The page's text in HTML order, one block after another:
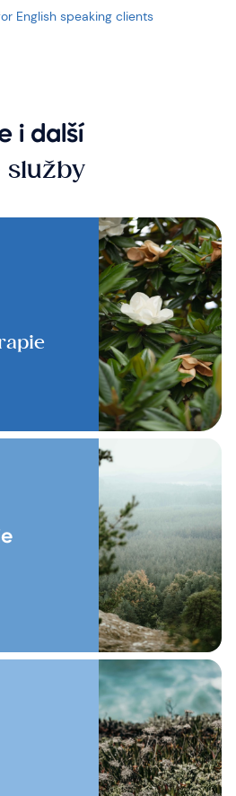
English speaking clients
i další
služby